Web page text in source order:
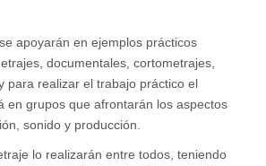
apoyarán en ejemplos prácticos
documentales, cortometrajes,
para realizar el trabajo práctico el
en grupos que afrontarán los aspectos
sonido y producción.
lo realizarán entre todos, teniendo